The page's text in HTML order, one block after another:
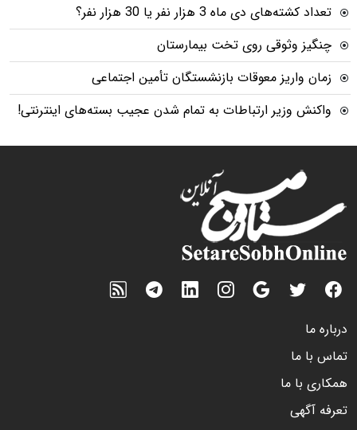
تعداد کشته‌های دی ماه 3 هزار نفر یا 30 هزار نفر؟
چنگیز وثوقی روی تخت بیمارستان
زمان واریز معوقات بازنشستگان تأمین اجتماعی
واکنش وزیر ارتباطات به تمام شدن عجیب بسته‌های اینترنتی!
درباره ما
تماس با ما
همکاری با ما
تعرفه آگهی